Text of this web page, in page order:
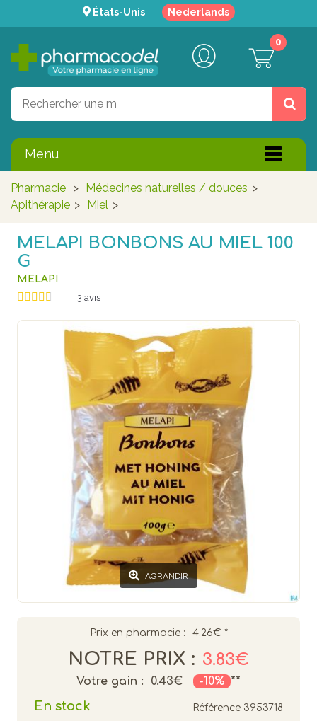
États-Unis Nederlands
0
Menu
Pharmacie > Médecines naturelles / douces >
Apithérapie > Miel >
MELAPI BONBONS AU MIEL 100
G
MELAPI
3 avis
AGRANDIR
Prix en pharmacie : 4.26€ *
NOTRE PRIX : 3.83€
Votre gain : 0.43€ -10% **
En stock Référence 3953718